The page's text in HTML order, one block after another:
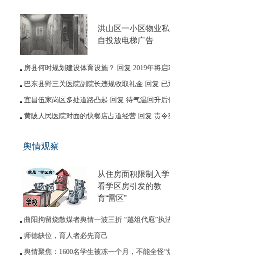
洪山区一小区物业私
自投放电梯广告
房县何时规划建设体育设施？ 回复:2019年将启动
巴东县野三关医院副院长违规收取礼金 回复:已退回
宜昌伍家岗区多处道路凸起 回复:待气温回升后修补
黄陂人民医院对面的快餐店占道经营 回复:责令整改
网友建议调整鱼梁洲循环线路 回复:没有客流支撑
舆情观察
从住房面积限制入学
看学区房引发的教
育“雷区”
曲阳拘留烧散煤者舆情一波三折 “越俎代庖”执法引质疑
师德缺位，育人者必先育己
舆情聚焦：1600名学生被冻一个月，不能全怪“煤改气”